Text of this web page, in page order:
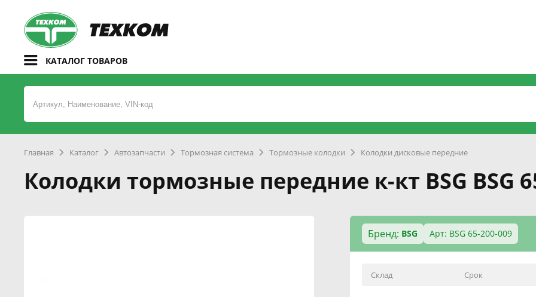
КАТАЛОГ ТОВАРОВ
Главная Каталог Автозапчасти Тормозная система Тормозные колодки Колодки дисковые передние
Колодки тормозные передние к-кт BSG BSG
Бренд: BSG Арт: BSG 65-200-009
Склад Срок